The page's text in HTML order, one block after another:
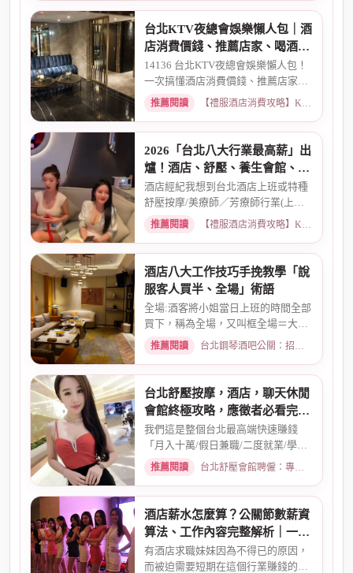
台北KTV夜總會娛樂懶人包｜酒
店消費價錢、推薦店家、喝酒介
紹一次看懂
14136 台北KTV夜總會娛樂懶人包！
一次搞懂酒店消費價錢、推薦店家、
喝酒介紹。從基本消費、包廂...
推薦閱讀 【禮服酒店消費攻略】KTV喝酒娛樂、價格試算 · 2026-03-16
2026「台北八大行業最高薪」出
爐！酒店、舒壓、養生會館、經
紀人推薦
酒店經紀我想到台北酒店上班或特種
舒壓按摩/美療師／芳療師行業(上班
天數可自選) 特種行業工作也...
推薦閱讀 【禮服酒店消費攻略】KTV喝酒娛樂、價格試算 · 2026-01-15
酒店八大工作技巧手挽教學「說
服客人買半、全場」術語
全場:酒客將小姐當日上班的時間全部
買下，稱為全場，又叫框全場＝大框
＝外全酒店買框送s外全多少...
推薦閱讀 台北鋼琴酒吧公關：招募條件與工作環境介紹 · 2026-03-26
台北舒壓按摩，酒店，聊天休閒
會館終極攻略，應徵者必看完整
指南
我們這是整個台北最高端快速賺錢
「月入十萬/假日兼職/二度就業/學生
兼職/八大廣告/林森北路KTV酒...
推薦閱讀 台北舒壓會館聘僱：專業按摩師職缺與職涯規劃 · 2026-01-07
酒店薪水怎麼算？公關節數薪資
算法、工作內容完整解析｜一次
搞懂收入結構
有酒店求職妹妹因為不得已的原因，
而被迫需要短期在這個行業賺錢的時